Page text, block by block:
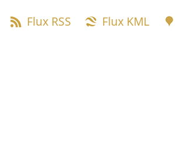
Flux RSS Flux KML